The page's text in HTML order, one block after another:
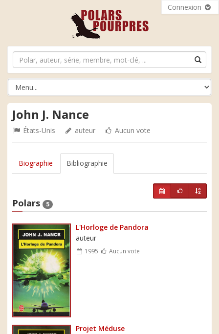
Connexion
John J. Nance
États-Unis auteur Aucun vote
Biographie Bibliographie
Polars 5
L'Horloge de Pandora
auteur
1995 Aucun vote
Projet Méduse